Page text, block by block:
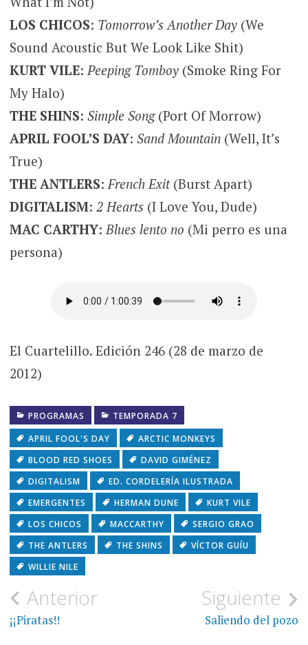
LOS CHICOS: Tomorrow’s Another Day(We
Sound Acoustic But We Look Like Shit)
KURT VILE: Peeping Tomboy(Smoke Ring For
My Halo)
THE SHINS: Simple Song(Port Of Morrow)
APRIL FOOL’S DAY: Sand Mountain(Well, It’s
True)
THE ANTLERS: French Exit(Burst Apart)
DIGITALISM: 2 Hearts(I Love You, Dude)
MAC CARTHY: Blues lento no (Mi perro es una
persona)
El Cuartelillo. Edición 246 (28 de marzo de
2012)
PROGRAMAS
TEMPORADA 7
APRIL FOOL'S DAY
ARCTIC MONKEYS
BLOOD RED SHOES
DAVID GIMÉNEZ
DIGITALISM
ED. CORDELERÍA ILUSTRADA
EMERGENTES
HERMAN DUNE
KURT VILE
LOS CHICOS
MACCARTHY
SERGIO GRAO
THE ANTLERS
THE SHINS
VÍCTOR GUÍU
WILLIE NILE
Navegación
de
Anterior
¡¡Piratas!!
Siguiente
Saliendo del pozo